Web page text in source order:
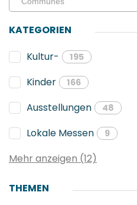
KATEGORIEN
Kultur-
195
Kinder 166
Ausstellungen 48
Lokale Messen 9
Mehr anzeigen (12)
THEMEN